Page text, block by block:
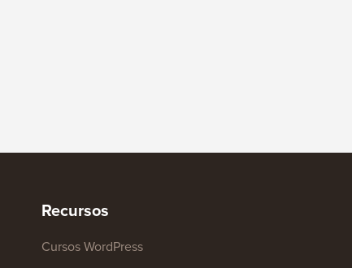
Recursos
Cursos WordPress